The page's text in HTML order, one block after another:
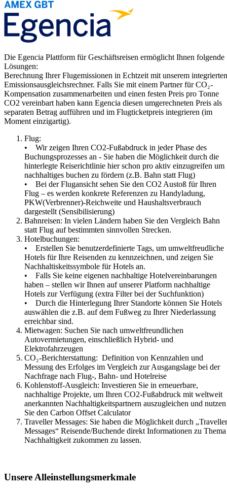
Die Egencia Plattform für Geschäftsreisen ermöglicht Ihnen folgende
Lösungen:
Berechnung Ihrer Flugemissionen in Echtzeit mit unserem integrierten
Emissionsausgleichsrechner. Falls Sie mit einem Partner für CO₂-
Kompensation zusammenarbeiten und einen festen Preis pro Tonne
CO2 vereinbart haben kann Egencia diesen umgerechneten Preis als
separaten Betrag aufführen und im Flugticketpreis integrieren (im
Moment einzigartig).
Flug:
• Wir zeigen Ihren CO2-Fußabdruck in jeder Phase des
Buchungsprozesses an - Sie haben die Möglichkeit durch die
hinterlegte Reiserichtlinie hier schon pro aktiv einzugreifen um
nachhaltiges buchen zu fördern (z.B. Bahn statt Flug)
• Bei der Flugansicht sehen Sie den CO2 Austoß für Ihren
Flug – es werden konkrete Referenzen zu Handyladung,
PKW(Verbrenner)-Reichweite und Haushaltsverbrauch
dargestellt (Sensibilisierung)
Bahnreisen: In vielen Ländern haben Sie den Vergleich Bahn
statt Flug auf bestimmten sinnvollen Strecken.
Hotelbuchungen:
• Erstellen Sie benutzerdefinierte Tags, um umweltfreudliche
Hotels für Ihre Reisenden zu kennzeichnen, und zeigen Sie
Nachhaltiskeitssymbole für Hotels an.
• Falls Sie keine eigenen nachhaltige Hotelvereinbarungen
haben – stellen wir Ihnen auf unserer Platform nachhaltige
Hotels zur Verfügung (extra Filter bei der Suchfunktion)
• Durch die Hinterlegung Ihrer Standorte können Sie Hotels
auswählen die z.B. auf dem Fußweg zu Ihrer Niederlassung
erreichbar sind.
Mietwagen: Suchen Sie nach umweltfreundlichen
Autovermietungen, einschließlich Hybrid- und
Elektrofahrzeugen
CO₂-Berichterstattung: Definition von Kennzahlen und
Messung des Erfolges im Vergleich zur Ausgangslage bei der
Nachfrage nach Flug-, Bahn- und Hotelreise
Kohlenstoff-Ausgleich: Investieren Sie in erneuerbare,
nachhaltige Projekte, um Ihren CO2-Fußabdruck mit weltweit
anerkannten Nachhaltigkeitspartnern auszugleichen und nutzen
Sie den Carbon Offset Calculator
Traveller Messages: Sie haben die Möglichkeit durch „Traveller
Messages“ Reisende/Buchende direkt Informationen zu Thema
Nachhaltigkeit zukommen zu lassen.
Unsere Alleinstellungsmerkmale